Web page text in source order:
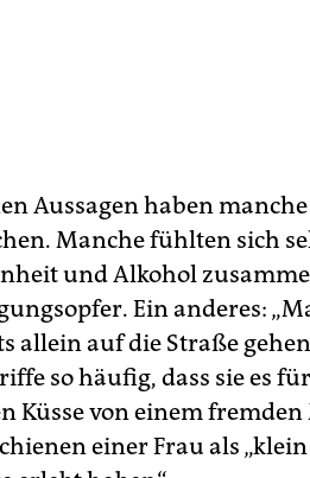
Aussagen haben
Manche fühlten sich
und Alkohol
Ein anderes:
allein auf die Straße
so häufig, dass sie es
Küsse von einem fremden
einer Frau als